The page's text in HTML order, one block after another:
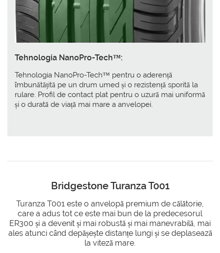
Tehnologia NanoPro-Tech™:
Tehnologia NanoPro-Tech™ pentru o aderență
îmbunătățită pe un drum umed și o rezistență sporită la
rulare. Profil de contact plat pentru o uzură mai uniformă
și o durată de viață mai mare a anvelopei.
Bridgestone Turanza T001
Turanza T001 este o anvelopă premium de călătorie,
care a adus tot ce este mai bun de la predecesorul
ER300 și a devenit și mai robustă și mai manevrabilă, mai
ales atunci când depășește distanțe lungi și se deplasează
la viteză mare.